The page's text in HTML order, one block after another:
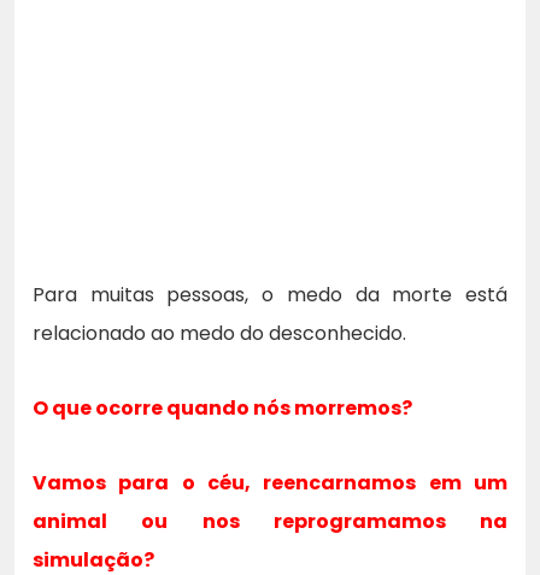
Para muitas pessoas, o medo da morte está
relacionado ao medo do desconhecido.
O que ocorre quando nós morremos?
Vamos para o céu, reencarnamos em um
animal ou nos reprogramamos na
simulação?